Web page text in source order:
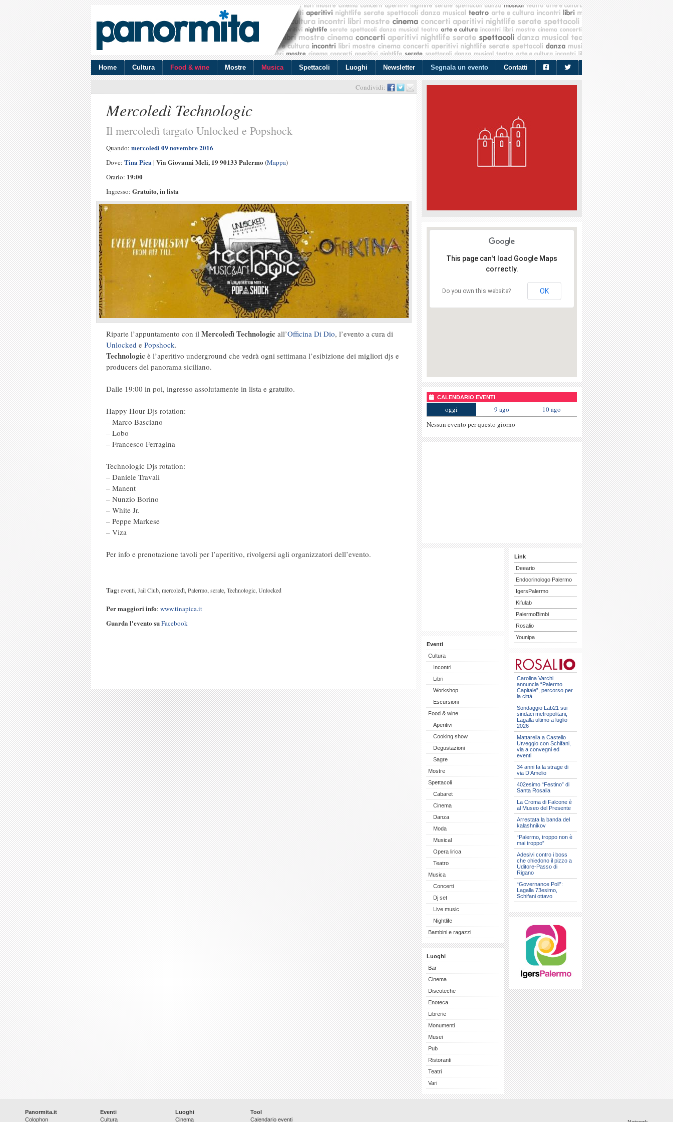
Home Cultura Food & wine Mostre Musica Spettacoli Luoghi Newsletter Segnala un evento Contatti
Condividi:
Mercoledì Technologic
Il mercoledì targato Unlocked e Popshock
Quando: mercoledì 09 novembre 2016
Dove: Tina Pica | Via Giovanni Meli, 19 90133 Palermo (Mappa)
Orario: 19:00
Ingresso: Gratuito, in lista
Riparte l’appuntamento con il Mercoledì Technologic all’Officina Di Dio, l’evento a cura di
Unlocked e Popshock.
Technologic è l’aperitivo underground che vedrà ogni settimana l’esibizione dei migliori djs e
producers del panorama siciliano.
Dalle 19:00 in poi, ingresso assolutamente in lista e gratuito.
Happy Hour Djs rotation:
– Marco Basciano
– Lobo
– Francesco Ferragina
Technologic Djs rotation:
– Daniele Travali
– Manent
– Nunzio Borino
– White Jr.
– Peppe Markese
– Viza
Per info e prenotazione tavoli per l’aperitivo, rivolgersi agli organizzatori dell’evento.
Tag: eventi,Jail Club,mercoledì,Palermo,serate,Technologic,Unlocked
Per maggiori info: www.tinapica.it
Guarda l'evento suFacebook
This page can't load Google Maps
correctly.
Do you own this website? OK
CALENDARIO EVENTI
oggi 9 ago
10 ago
Nessun evento per questo giorno
Eventi
Cultura
Incontri
Libri
Workshop
Escursioni
Food & wine
Aperitivi
Cooking show
Degustazioni
Sagre
Mostre
Spettacoli
Cabaret
Cinema
Danza
Moda
Musical
Opera lirica
Teatro
Musica
Concerti
Dj set
Live music
Nightlife
Bambini e ragazzi
Luoghi
Bar
Cinema
Discoteche
Enoteca
Librerie
Monumenti
Musei
Pub
Ristoranti
Teatri
Vari
Link
Deeario
Endocrinologo Palermo
IgersPalermo
Kifulab
PalermoBimbi
Rosalio
Younipa
Carolina Varchi
annuncia “Palermo
Capitale”, percorso per
la città
Sondaggio Lab21 sui
sindaci metropolitani,
Lagalla ultimo a luglio
2026
Mattarella a Castello
Utveggio con Schifani,
via a convegni ed
eventi
34 anni fa la strage di
via D’Amelio
402esimo “Festino” di
Santa Rosalia
La Croma di Falcone è
al Museo del Presente
Arrestata la banda del
kalashnikov
“Palermo, troppo non è
mai troppo”
Adesivi contro i boss
che chiedono il pizzo a
Uditore-Passo di
Rigano
“Governance Poll”:
Lagalla 73esimo,
Schifani ottavo
Panormita.it
Colophon
Eventi
Cultura
Luoghi
Cinema
Tool
Calendario eventi